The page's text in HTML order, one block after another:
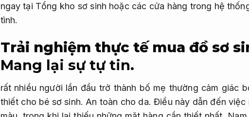
ngay tại Tổng kho sơ sinh hoặc các cửa hàng trong hệ
tình.
Trải nghiệm thực tế mua đồ sơ
Mang lại sự tự tin.
rất nhiều người lần đầu trở thành bố mẹ thường cảm giác
thiết cho bé sơ sinh.An toàn cho da. Điều này dẫn đến việc